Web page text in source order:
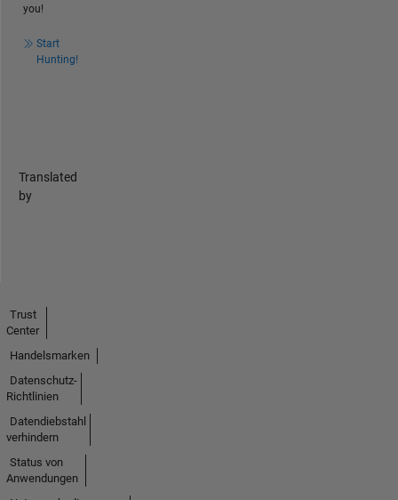
you!
Start
Hunting!
Translated
by
Trust
Center
Handelsmarken
Datenschutz-
Richtlinien
Datendiebstahl
verhindern
Status von
Anwendungen